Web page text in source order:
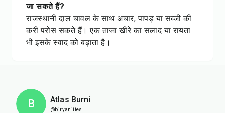
जा सकते हैं?
राजस्थानी दाल चावल के साथ अचार, पापड़ या सब्जी की
करी परोस सकते हैं। एक ताजा खीरे का सलाद या रायता
भी इसके स्वाद को बढ़ाता है।
B Atlas Burni
@biryaniites